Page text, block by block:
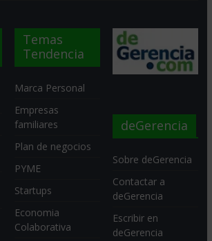
Temas
Tendencia
Marca Personal
Empresas
familiares
Plan de negocios
PYME
Startups
Economia
Colaborativa
deGerencia
Sobre deGerencia
Contactar a
deGerencia
Escribir en
deGerencia